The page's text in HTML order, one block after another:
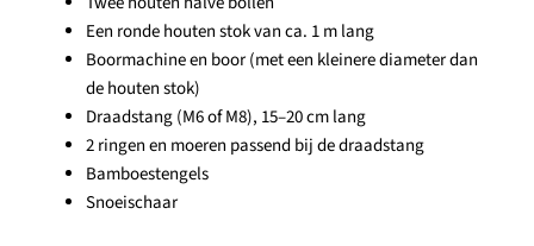
Een ronde houten stok van ca. 1 m lang
Boormachine en boor (met een kleinere diameter dan
de houten stok)
Draadstang (M6 of M8), 15–20 cm lang
2 ringen en moeren passend bij de draadstang
Bamboestengels
Snoeischaar